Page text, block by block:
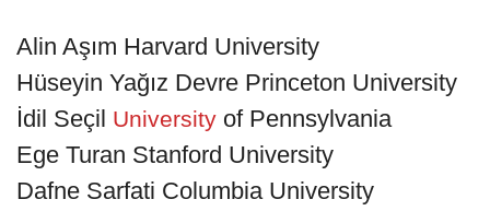
Alin Aşım Harvard University
Hüseyin Yağız Devre Princeton University
İdil Seçil University of Pennsylvania
Ege Turan Stanford University
Dafne Sarfati Columbia University